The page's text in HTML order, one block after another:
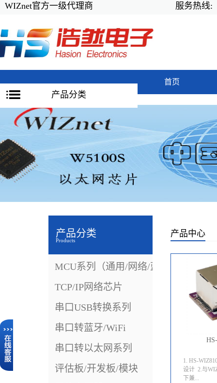
WIZnet官方一级代理商 服务热线:
产品分类
首页
产品分类
Products
MCU系列（通用/网络/蓝牙）
TCP/IP网络芯片
串口USB转换系列
串口转蓝牙/WiFi
串口转以太网系列
评估板/开发板/模块
产品中心
1. HS-
设计 2.与
下兼...